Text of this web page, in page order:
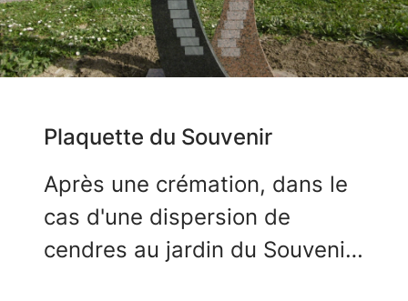
Plaquette du Souvenir
Après une crémation, dans le
cas d'une dispersion de
cendres au jardin du Souvenir,